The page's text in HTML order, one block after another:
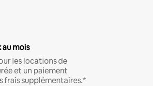
au mois
les locations de
et un paiement
frais supplémentaires.*